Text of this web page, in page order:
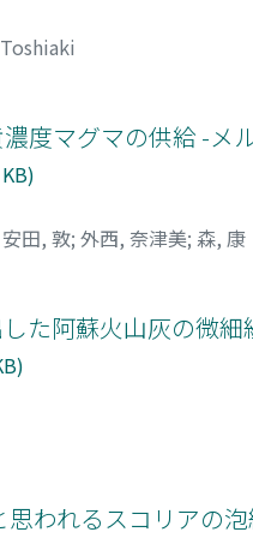
度マグマの供給 -メ
安田, 敦; 外西, 奈津美; 森, 康
た阿蘇火山灰の微
われるスコリアの